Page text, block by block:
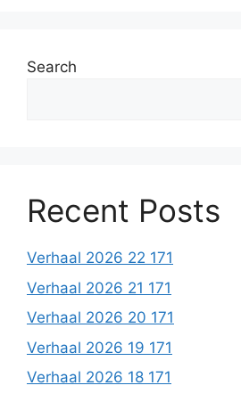
Search
Recent Posts
Verhaal 2026 22 171
Verhaal 2026 21 171
Verhaal 2026 20 171
Verhaal 2026 19 171
Verhaal 2026 18 171